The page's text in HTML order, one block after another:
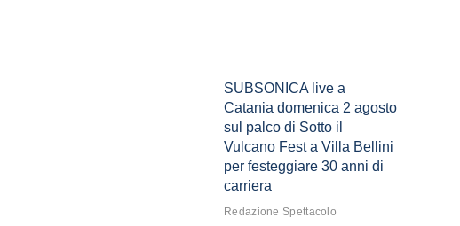
SUBSONICA live a
Catania domenica 2 agosto
sul palco di Sotto il
Vulcano Fest a Villa Bellini
per festeggiare 30 anni di
carriera
Redazione Spettacolo